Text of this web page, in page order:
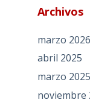
Archivos
marzo 2026
abril 2025
marzo 2025
noviembre